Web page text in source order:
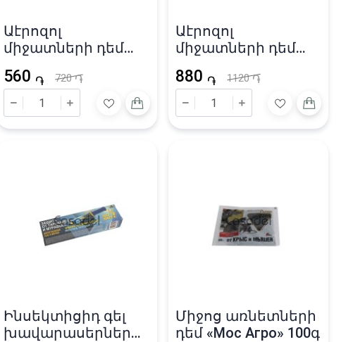
Աէրոզոլ
միջատների դեմ
560 ֏ 720֏
Աէրոզոլ
միջատների դեմ
880 ֏ 1120֏
Ինսեկտիցիդ գել
խավարասերների
Միջոց առնետների
դեմ «Мос Агро» 100գ